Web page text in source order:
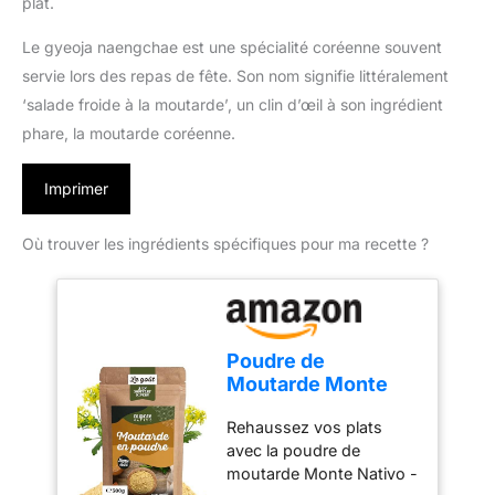
Le gyeoja naengchae est une spécialité coréenne souvent
servie lors des repas de fête. Son nom signifie littéralement
‘salade froide à la moutarde’, un clin d’œil à son ingrédient
phare, la moutarde coréenne.
Imprimer
Où trouver les ingrédients spécifiques pour ma recette ?
Poudre de
Moutarde Monte
Moutarde en
Poudre sèche -
Épices aromatiques
Rehaussez vos plats
avec la poudre de
moutarde Monte Nativo -